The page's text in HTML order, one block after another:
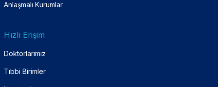
Anlaşmalı Kurumlar
Hızlı Erişim
Doktorlarımız
Tıbbi Birimler